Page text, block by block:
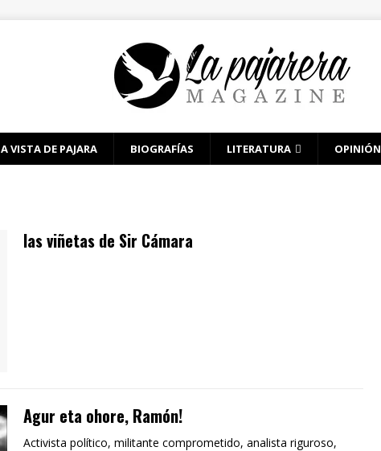
A VISTA DE PAJARA BIOGRAFÍAS LITERATURA OPINIÓN
las viñetas de Sir Cámara
Agur eta ohore, Ramón!
Activista político, militante comprometido, analista riguroso,